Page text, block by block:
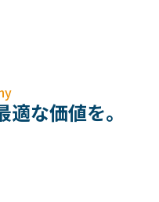
な価値を。